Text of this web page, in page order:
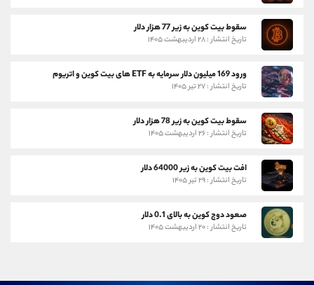
سقوط بیت کوین به زیر 77 هزار دلار
تاریخ انتشار : ۲۸ اردیبهشت ۱۴۰۵
ورود 169 میلیون دلار سرمایه به ETF های بیت کوین و اتریوم
تاریخ انتشار : ۲۷ تیر ۱۴۰۵
سقوط بیت کوین به زیر 78 هزار دلار
تاریخ انتشار : ۲۶ اردیبهشت ۱۴۰۵
افت بیت کوین به زیر 64000 دلار
تاریخ انتشار : ۲۹ تیر ۱۴۰۵
صعود دوج کوین به بالای 0.1 دلار
تاریخ انتشار : ۲۰ اردیبهشت ۱۴۰۵